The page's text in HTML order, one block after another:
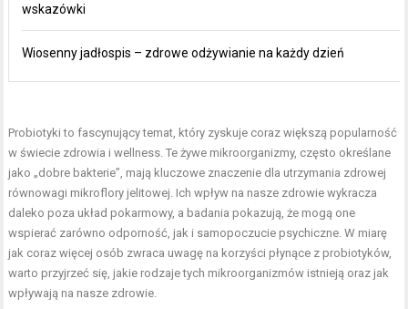
wskazówki
Wiosenny jadłospis – zdrowe odżywianie na każdy dzień
Probiotyki to fascynujący temat, który zyskuje coraz większą popularność
w świecie zdrowia i wellness. Te żywe mikroorganizmy, często określane
jako „dobre bakterie”, mają kluczowe znaczenie dla utrzymania zdrowej
równowagi mikroflory jelitowej. Ich wpływ na nasze zdrowie wykracza
daleko poza układ pokarmowy, a badania pokazują, że mogą one
wspierać zarówno odporność, jak i samopoczucie psychiczne. W miarę
jak coraz więcej osób zwraca uwagę na korzyści płynące z probiotyków,
warto przyjrzeć się, jakie rodzaje tych mikroorganizmów istnieją oraz jak
wpływają na nasze zdrowie.